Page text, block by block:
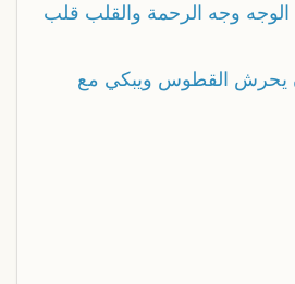
الوجه وجه الرحمة والقلب قلب
يحرش القطوس ويبكي مع